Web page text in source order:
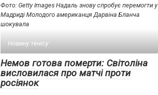
Фото: Getty Images Надаль знову спробує перемогти у
Мадриді Молодого американця Дарвіна Бланча
шокувала
Новину тенісу
Немов готова померти: Світоліна
висловилася про матчі проти
росіянок